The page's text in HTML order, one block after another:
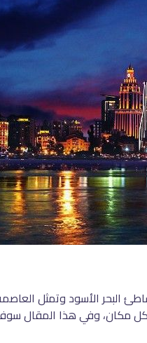
الأسود وتمثل العاصمة
كل مكان، وفي هذا المقال